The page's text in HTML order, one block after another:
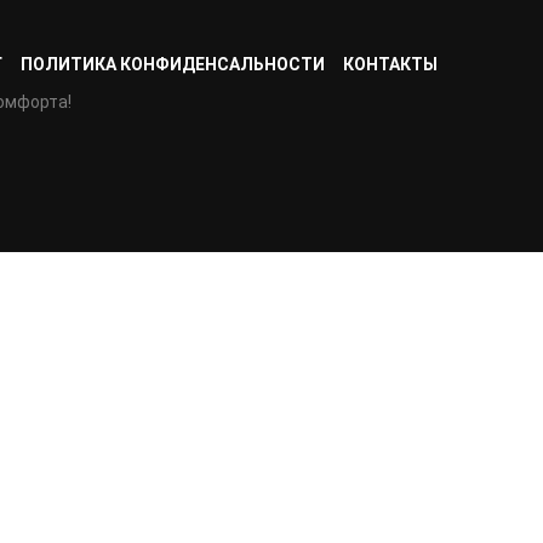
ПОЛИТИКА КОНФИДЕНСАЛЬНОСТИ
КОНТАКТЫ